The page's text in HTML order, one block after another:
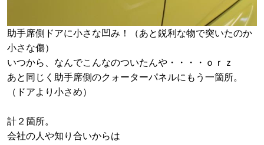
助手席側ドアに小さな凹み！（あと鋭利な物で突いたのか
小さな傷）
いつから、なんでこんなのついたんや・・・・ｏｒｚ
あと同じく助手席側のクォーターパネルにもう一箇所。
（ドアより小さめ）
計２箇所。
会社の人や知り合いからは